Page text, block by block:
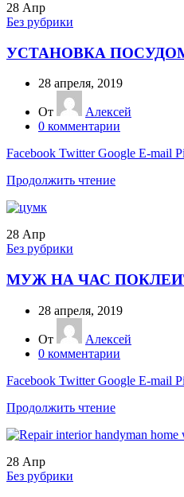
28 Апр
Без рубрики
УСТАНОВКА
28 апреля, 2019
От
Алексей
0 комментарии
Facebook Twitter Google E-mail
Продолжить чтение
28 Апр
Без рубрики
МУЖ НА ЧАС
28 апреля, 2019
От
Алексей
0 комментарии
Facebook Twitter Google E-mail
Продолжить чтение
28 Апр
Без рубрики